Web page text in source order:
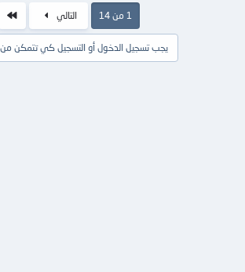
1 من 14 التالي
يجب تسجيل الدخول أو التسجيل كي تتمكن من